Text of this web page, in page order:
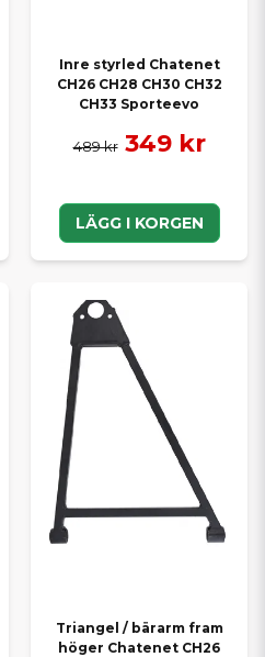
Inre styrled Chatenet
CH26 CH28 CH30 CH32
CH33 Sporteevo
489 kr 349 kr
LÄGG I KORGEN
Triangel / bärarm fram
höger Chatenet CH26